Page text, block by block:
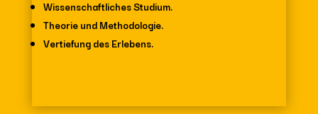
Wissenschaftliches Studium.
Theorie und Methodologie.
Vertiefung des Erlebens.